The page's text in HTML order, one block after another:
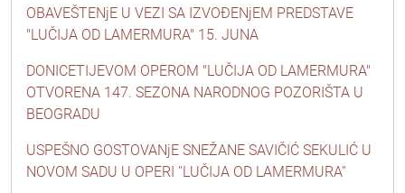
OBAVEŠTENjE U VEZI SA IZVOĐENjEM PREDSTAVE
"LUČIJA OD LAMERMURA" 15. JUNA
DONICETIJEVOM OPEROM "LUČIJA OD LAMERMURA"
OTVORENA 147. SEZONA NARODNOG POZORIŠTA U
BEOGRADU
USPEŠNO GOSTOVANjE SNEŽANE SAVIČIĆ SEKULIĆ U
NOVOM SADU U OPERI ''LUČIJA OD LAMERMURA''